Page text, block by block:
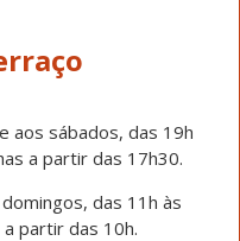
aos sábados, das 19h
a partir das 17h30.
das 11h às
partir das 10h.